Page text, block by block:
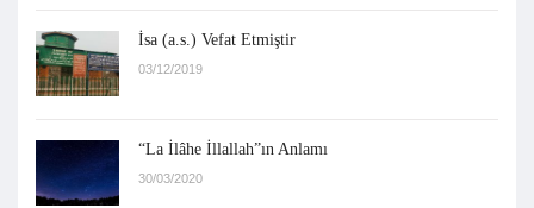
İsa (a.s.) Vefat Etmiştir
03/12/2019
“La İlâhe İllallah”ın Anlamı
30/03/2020